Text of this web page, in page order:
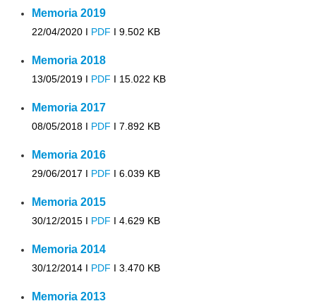
Memoria 2019
22/04/2020 I PDF I 9.502 KB
Memoria 2018
13/05/2019 I PDF I 15.022 KB
Memoria 2017
08/05/2018 I PDF I 7.892 KB
Memoria 2016
29/06/2017 I PDF I 6.039 KB
Memoria 2015
30/12/2015 I PDF I 4.629 KB
Memoria 2014
30/12/2014 I PDF I 3.470 KB
Memoria 2013